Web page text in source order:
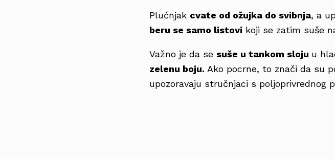
Plućnjak cvate od ožujka do svibnja, a
beru se samo listovi koji se zatim suše
Važno je da se suše u tankom sloju u
zelenu boju. Ako pocrne, to znači da su
upozoravaju stručnjaci s poljoprivrednog